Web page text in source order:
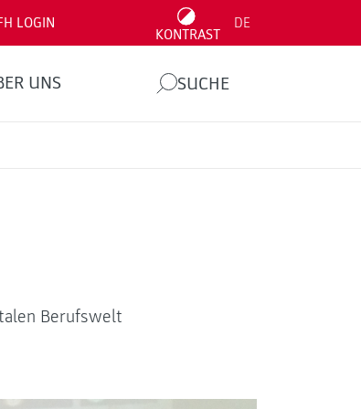
LOGIN
KONTRAST
DE
UNS SUCHE
Berufswelt